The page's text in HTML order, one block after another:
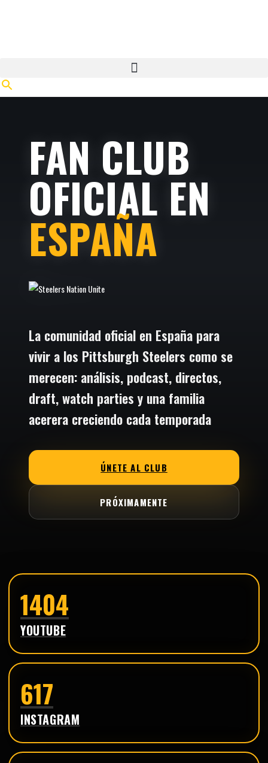
FAN CLUB
OFICIAL EN
ESPAÑA
La comunidad oficial en España para
vivir a los Pittsburgh Steelers como se
merecen: análisis, podcast, directos,
draft, watch parties y una familia
acerera creciendo cada temporada
ÚNETE AL CLUB
PRÓXIMAMENTE
1404
YOUTUBE
617
INSTAGRAM